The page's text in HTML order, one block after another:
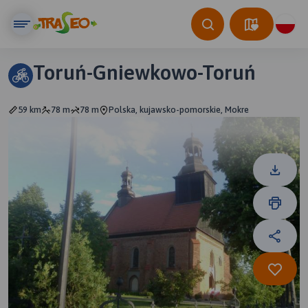
Toruń-Gniewkowo-Toruń
59 km 78 m 78 m Polska, kujawsko-pomorskie, Mokre